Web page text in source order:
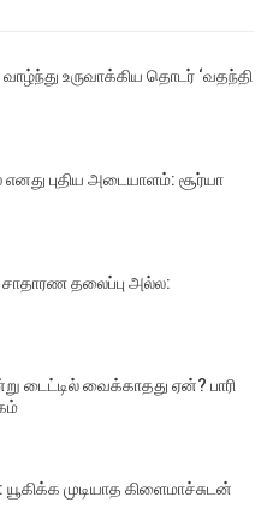
உருவாக்கிய தொடர் ‘வதந்தி
புதிய அடையாளம்: சூர்யா
சாதாரண தலைப்பு அல்ல:
டைட்டில் வைக்காதது ஏன்? பாரி
முடியாத கிளைமாச்சுடன்